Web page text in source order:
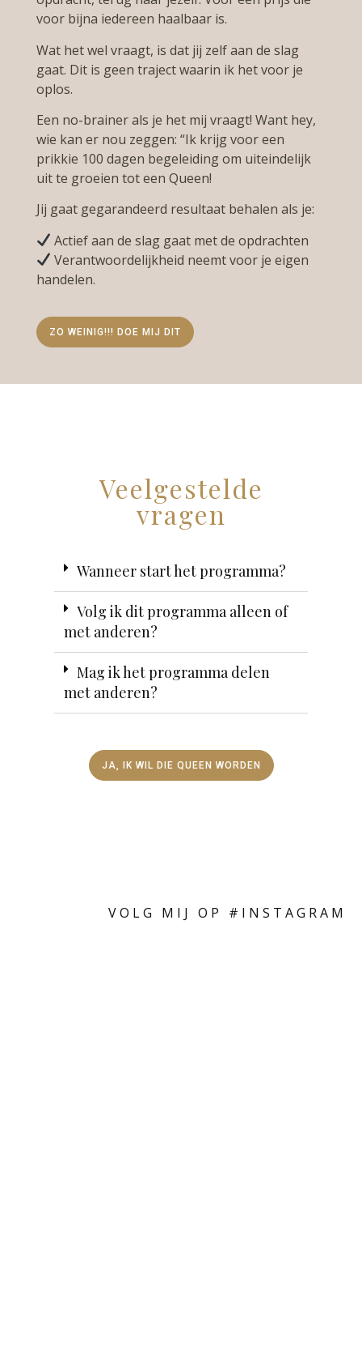
voor bijna iedereen haalbaar is.
Wat het wel vraagt, is dat jij zelf aan de slag
gaat. Dit is geen traject waarin ik het voor je
oplos.
Een no-brainer als je het mij vraagt! Want hey,
wie kan er nou zeggen: “Ik krijg voor een
prikkie 100 dagen begeleiding om uiteindelijk
uit te groeien tot een Queen!
Jij gaat gegarandeerd resultaat behalen als je:
Actief aan de slag gaat met de opdrachten
Verantwoordelijkheid neemt voor je eigen
handelen.
ZO WEINIG!!! DOE MIJ DIT
Veelgestelde
vragen
Wanneer start het programma?
Volg ik dit programma alleen of
met anderen?
Mag ik het programma delen
met anderen?
JA, IK WIL DIE QUEEN WORDEN
VOLG MIJ OP #INSTAGRAM